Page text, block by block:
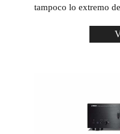
tampoco lo extremo